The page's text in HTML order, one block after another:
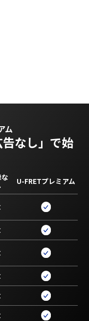
ム
告なし」で始
U-FRETプレミアム